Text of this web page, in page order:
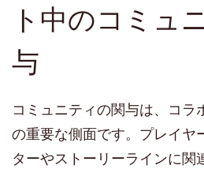
ト中のコミュ
与
コミュニティの関与は、コラ
の重要な側面です。プレイヤ
ターやストーリーラインに関